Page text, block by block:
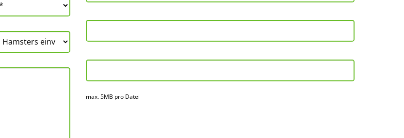
max. 5MB pro Datei